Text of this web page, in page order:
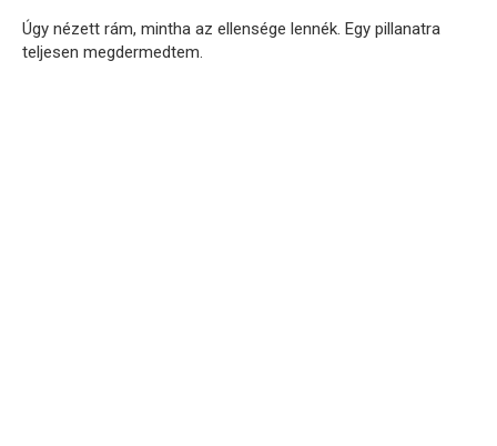
Úgy nézett rám, mintha az ellensége lennék. Egy pillanatra
teljesen megdermedtem.